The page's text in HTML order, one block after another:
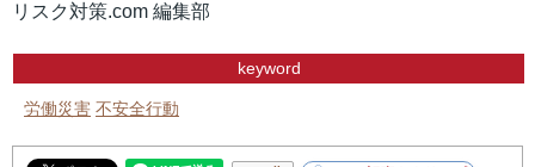
リスク対策.com 編集部
keyword
労働災害 不安全行動